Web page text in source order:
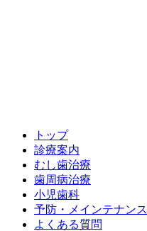
トップ
診療案内
むし歯治療
歯周病治療
小児歯科
予防・メインテナンス
よくある質問